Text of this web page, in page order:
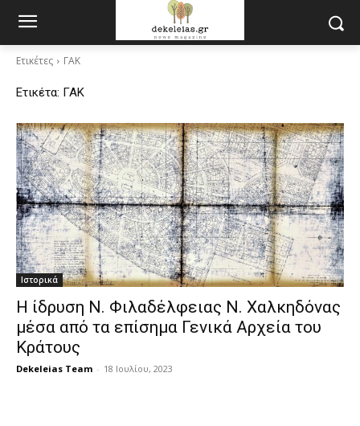
Ετικέτες ΓΑΚ
Ετικέτα: ΓΑΚ
Ιστορικά
Η ίδρυση Ν. Φιλαδέλφειας Ν. Χαλκηδόνας
μέσα από τα επίσημα Γενικά Αρχεία του
Κράτους
Dekeleias Team - 18 Ιουλίου, 2023